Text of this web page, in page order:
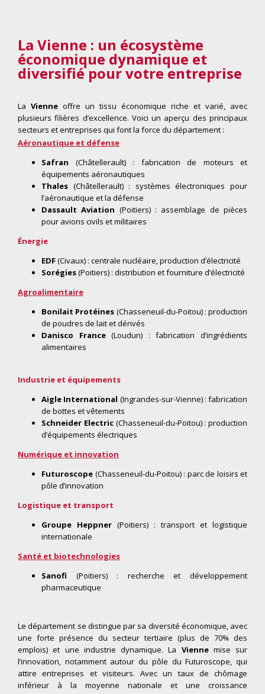
La Vienne : un écosystème
économique dynamique et
diversifié pour votre entreprise
La Vienne offre un tissu économique riche et varié, avec
plusieurs filières d’excellence. Voici un aperçu des principaux
secteurs et entreprises qui font la force du département :
Aéronautique et défense
Safran (Châtellerault) : fabrication de moteurs et
équipements aéronautiques
Thales (Châtellerault) : systèmes électroniques pour
l’aéronautique et la défense
Dassault Aviation (Poitiers) : assemblage de pièces
pour avions civils et militaires
Énergie
EDF(Civaux) : centrale nucléaire, production d’électricité
Sorégies(Poitiers) : distribution et fourniture d’électricité
Agroalimentaire
Bonilait Protéines (Chasseneuil-du-Poitou) : production
de poudres de lait et dérivés
Danisco France(Loudun) : fabrication d’ingrédients
alimentaires
Industrie et équipements
Aigle International (Ingrandes-sur-Vienne) : fabrication
de bottes et vêtements
Schneider Electric(Chasseneuil-du-Poitou) : production
d’équipements électriques
Numérique et innovation
Futuroscope (Chasseneuil-du-Poitou) : parc de loisirs et
pôle d’innovation
Logistique et transport
Groupe Heppner (Poitiers) : transport et logistique
internationale
Santé et biotechnologies
Sanofi (Poitiers) : recherche et développement
pharmaceutique
Le département se distingue par sa diversité économique, avec
une forte présence du secteur tertiaire (plus de 70% des
emplois) et une industrie dynamique. La Viennemise sur
l’innovation, notamment autour du pôle du Futuroscope, qui
attire entreprises et visiteurs. Avec un taux de chômage
inférieur à la moyenne nationale et une croissance